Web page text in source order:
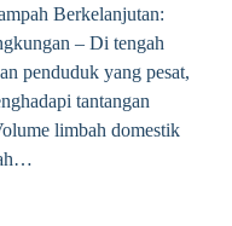
Berkelanjutan:
– Di tengah
penduduk yang pesat,
tantangan
limbah domestik